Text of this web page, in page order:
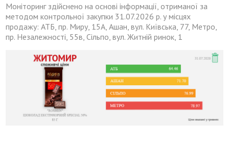
Моніторинг здійснено на основі інформації, отриманої за
методом контрольної закупки 31.07.2026 р. у місцях
продажу: АТБ, пр. Миру, 15А, Ашан, вул. Київська, 77, Метро,
пр. Незалежності, 55в, Сільпо, вул. Житній ринок, 1